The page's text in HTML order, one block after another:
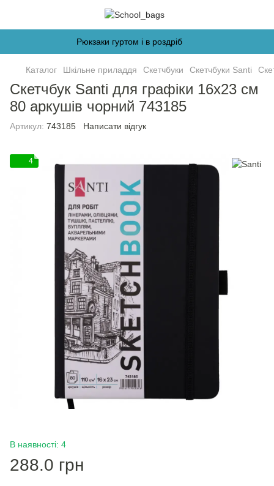
Рюкзаки гуртом і в роздріб
Каталог Шкільне приладдя Скетчбуки Скетчбуки Santi
Скетчбук Santi для графіки 16х23 см
80 аркушів чорний 743185
Артикул: 743185 Написати відгук
4
В наявності: 4
288.0 грн